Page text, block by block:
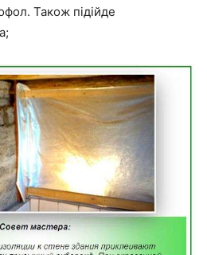
Також підійде